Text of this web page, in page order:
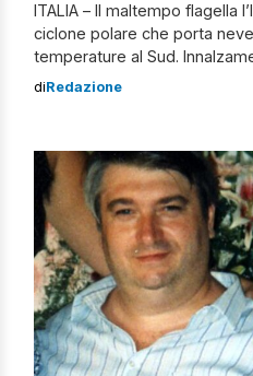
ITALIA – Il maltempo flagella
ciclone polare che porta
temperature al Sud.
Toscana e al Lazio. Ieri
diRedazione